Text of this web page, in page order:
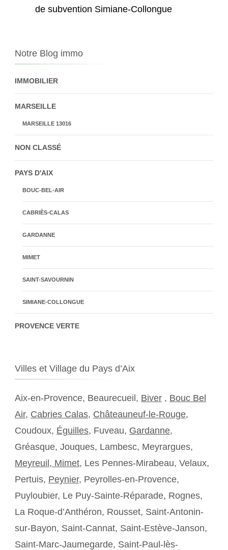
de subvention Simiane-Collongue
Notre Blog immo
IMMOBILIER
MARSEILLE
MARSEILLE 13016
NON CLASSÉ
PAYS D'AIX
BOUC-BEL-AIR
CABRIÈS-CALAS
GARDANNE
MIMET
SAINT-SAVOURNIN
SIMIANE-COLLONGUE
PROVENCE VERTE
Villes et Village du Pays d’Aix
Aix-en-Provence, Beaurecueil, Biver , Bouc Bel
Air, Cabries Calas, Châteauneuf-le-Rouge,
Coudoux, Éguilles, Fuveau, Gardanne,
Gréasque, Jouques, Lambesc, Meyrargues,
Meyreuil, Mimet, Les Pennes-Mirabeau, Velaux,
Pertuis, Peynier, Peyrolles-en-Provence,
Puyloubier, Le Puy-Sainte-Réparade, Rognes,
La Roque-d’Anthéron, Rousset, Saint-Antonin-
sur-Bayon, Saint-Cannat, Saint-Estève-Janson,
Saint-Marc-Jaumegarde, Saint-Paul-lès-